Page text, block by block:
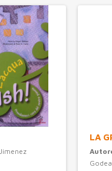
LA